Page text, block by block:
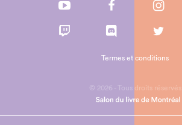
© 2026 - Tous droits réservés
Termes et conditions